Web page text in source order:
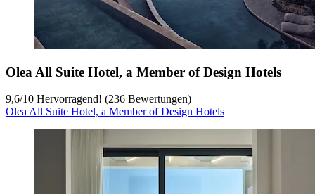
Olea All Suite Hotel, a Member of Design Hotels
9,6/10 Hervorragend! (236 Bewertungen)
Olea All Suite Hotel, a Member of Design Hotels